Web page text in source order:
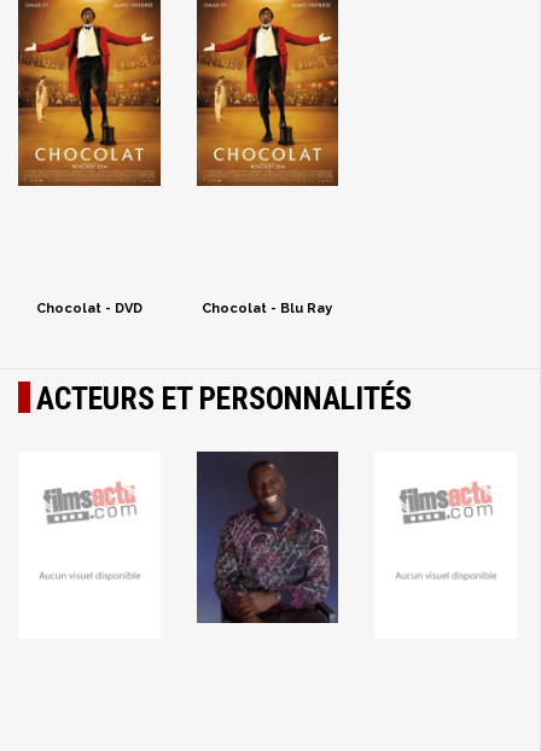
Chocolat - DVD Chocolat - Blu Ray
ACTEURS ET PERSONNALITÉS